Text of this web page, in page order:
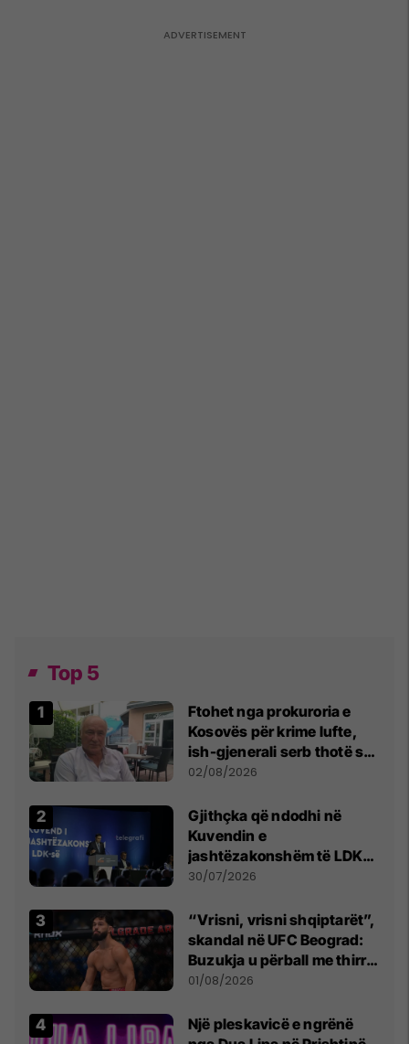
Top 5
Ftohet nga prokuroria e
Kosovës për krime lufte,
ish-gjenerali serb thotë se
dikush e tradhtoi në
02/08/2026
Gjithçka që ndodhi në
Kuvendin e
jashtëzakonshëm të LDK-
së
30/07/2026
“Vrisni, vrisni shqiptarët”,
skandal në UFC Beograd:
Buzukja u përball me thirrje
anti-shqiptare nga
01/08/2026
Një pleskavicë e ngrënë